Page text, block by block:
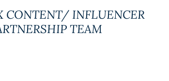
CONTENT/ INFLUENCER
TEAM